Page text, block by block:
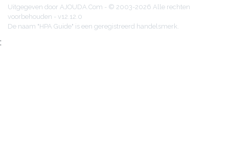
Uitgegeven door AJOUDA.Com - © 2003-2026 Alle rechten
voorbehouden - v12.12.0
De naam "HPA Guide" is een geregistreerd handelsmerk.
;